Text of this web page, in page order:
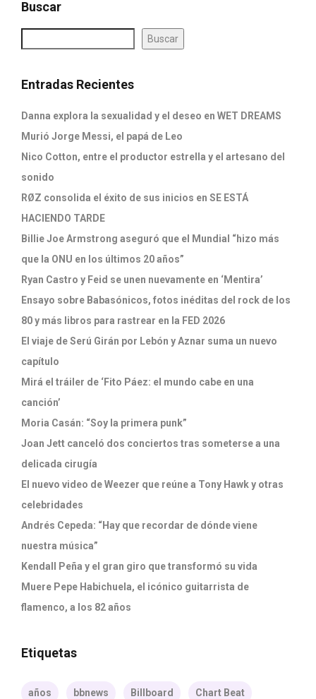
Buscar
Buscar
Entradas Recientes
Danna explora la sexualidad y el deseo en WET DREAMS
Murió Jorge Messi, el papá de Leo
Nico Cotton, entre el productor estrella y el artesano del
sonido
RØZ consolida el éxito de sus inicios en SE ESTÁ
HACIENDO TARDE
Billie Joe Armstrong aseguró que el Mundial “hizo más
que la ONU en los últimos 20 años”
Ryan Castro y Feid se unen nuevamente en ‘Mentira’
Ensayo sobre Babasónicos, fotos inéditas del rock de los
80 y más libros para rastrear en la FED 2026
El viaje de Serú Girán por Lebón y Aznar suma un nuevo
capítulo
Mirá el tráiler de ‘Fito Páez: el mundo cabe en una
canción’
Moria Casán: “Soy la primera punk”
Joan Jett canceló dos conciertos tras someterse a una
delicada cirugía
El nuevo video de Weezer que reúne a Tony Hawk y otras
celebridades
Andrés Cepeda: “Hay que recordar de dónde viene
nuestra música”
Kendall Peña y el gran giro que transformó su vida
Muere Pepe Habichuela, el icónico guitarrista de
flamenco, a los 82 años
Etiquetas
años bbnews Billboard Chart Beat